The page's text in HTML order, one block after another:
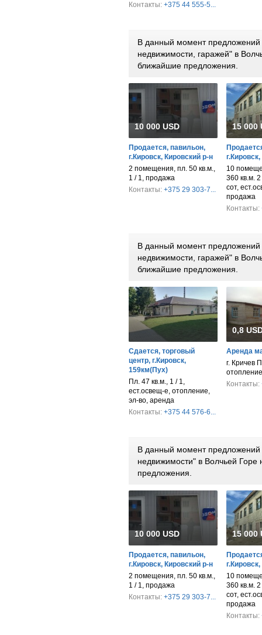
Контакты: +375 44 555-5...
В данный момент
недвижимости, гаражей" в
ближайшие предложения.
10 000 USD
Продается, павильон,
г.Кировск, Кировский р-н
2 помещения, пл. 50 кв.м.,
1 / 1, продажа
Контакты: +375 29 303-7...
15 000
г.Кировск,
10
360 кв.м.
сот,
продажа
Контакты:
В данный момент предложений
недвижимости, гаражей" в
ближайшие предложения.
Сдается, торговый
центр, г.Кировск,
159км(Пух)
Пл. 47 кв.м., 1 / 1,
ест.освещ-е, отопление,
эл-во, аренда
Контакты: +375 44 576-6...
0,8
Аренда
г. Кричев
Контакты:
В данный момент
недвижимости" в Волчьей
предложения.
10 000 USD
Продается, павильон,
г.Кировск, Кировский р-н
2 помещения, пл. 50 кв.м.,
1 / 1, продажа
Контакты: +375 29 303-7...
15 000
г.Кировск,
10
360 кв.м.
сот,
продажа
Контакты: